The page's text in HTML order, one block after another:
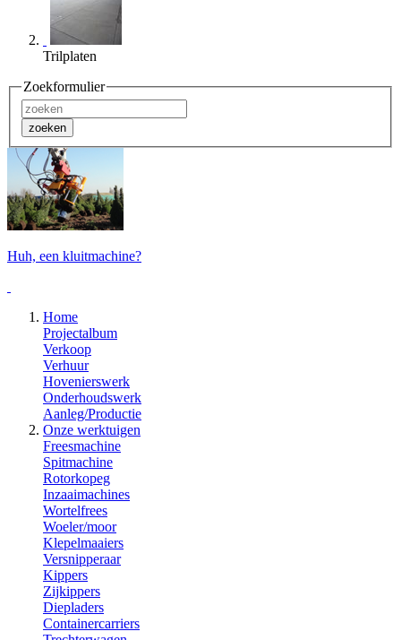
Trilplaten
Zoekformulier
zoeken
Huh, een kluitmachine?
Home
Projectalbum
Verkoop
Verhuur
Hovenierswerk
Onderhoudswerk
Aanleg/Productie
Onze werktuigen
Freesmachine
Spitmachine
Rotorkopeg
Inzaaimachines
Wortelfrees
Woeler/moor
Klepelmaaiers
Versnipperaar
Kippers
Zijkippers
Diepladers
Containercarriers